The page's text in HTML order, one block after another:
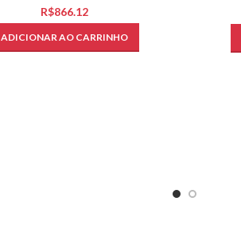
R$
ADICIONAR AO CARRINHO